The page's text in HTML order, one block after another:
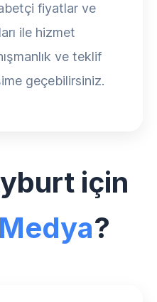
fiyatlar ve
ile hizmet
ve teklif
geçebilirsiniz.
için
?